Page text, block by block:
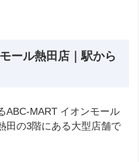
ール熱田店｜駅から
ABC-MART イオンモール
田の3階にある大型店舗で